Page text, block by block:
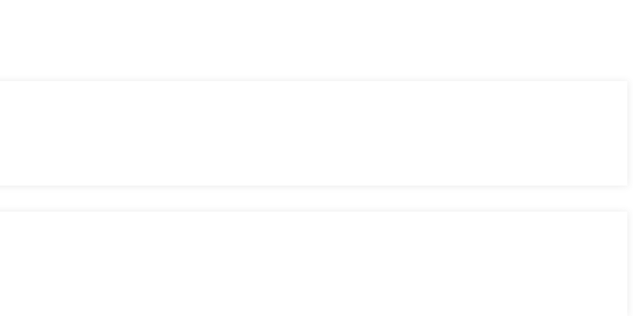
sans complications.
du marché.
des plateformes et des dApps.